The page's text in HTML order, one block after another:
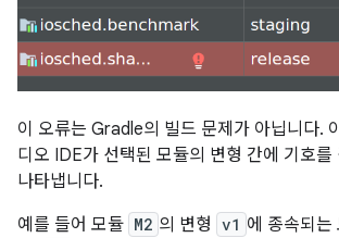
이 오류는 Gradle의 빌드 문제가 아닙니다.
디오 IDE가 선택된 모듈의 변형 간에 기호를
나타냅니다.
예를 들어 모듈 M2 의 변형 v1 에 종속되는